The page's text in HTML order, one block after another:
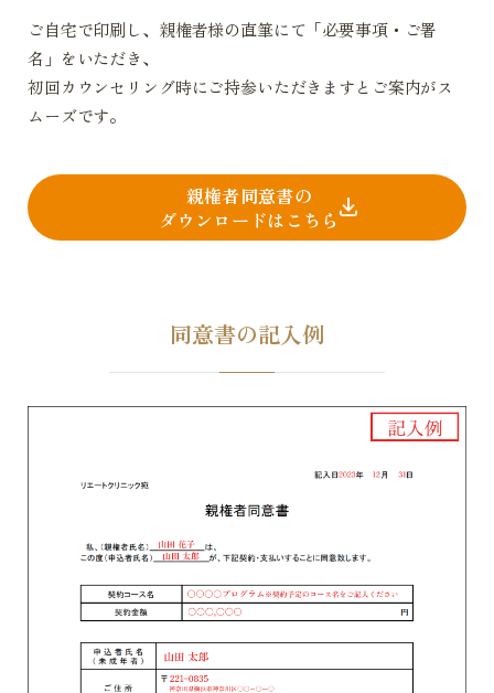
ご自宅で印刷し、親権者様の直筆にて「必要事項・ご署
名」をいただき、
初回カウンセリング時にご持参いただきますとご案内がス
ムーズです。
親権者同意書の
ダウンロードはこちら
同意書の記入例